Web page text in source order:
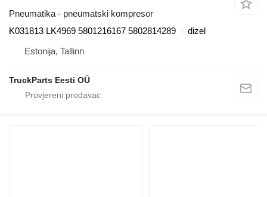
Pneumatika - pneumatski kompresor
K031813 LK4969 5801216167 5802814289
dizel
Estonija, Tallinn
TruckParts Eesti OÜ